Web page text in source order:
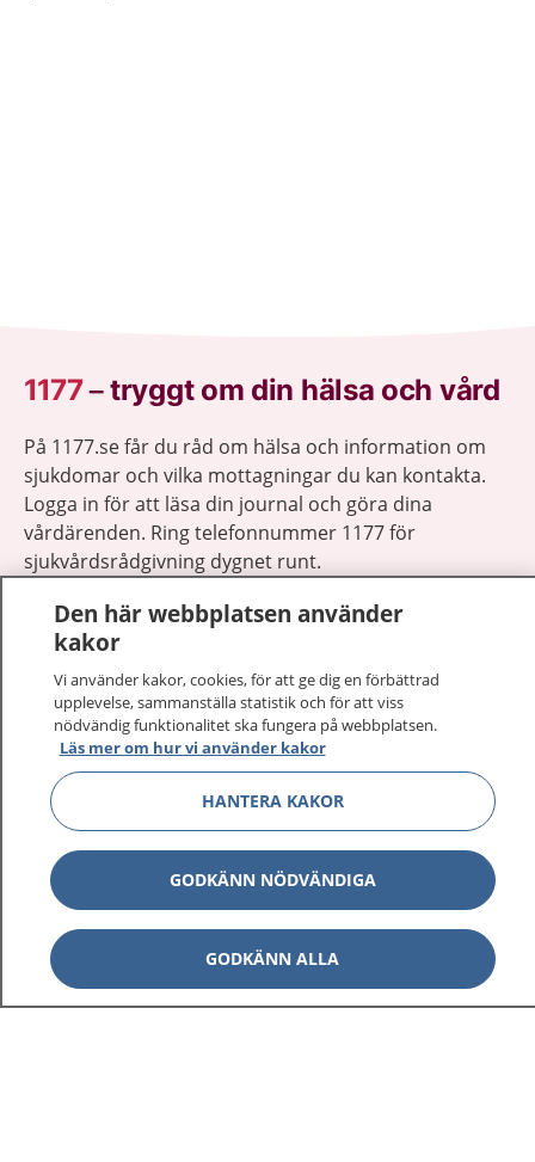
1177–tryggt om din hälsa och vård
På 1177.se får du råd om hälsa och information om
sjukdomar och vilka mottagningar du kan kontakta.
Logga in för att läsa din journal och göra dina
vårdärenden. Ring telefonnummer 1177 för
sjukvårdsrådgivning dygnet runt.
1177 på flera språk
Om 1177 Visa
Kontakt Visa
Behandling av personuppgifter
Den här webbplatsen använder
kakor
Vi använder kakor, cookies, för att ge dig en förbättrad
upplevelse, sammanställa statistik och för att viss
nödvändig funktionalitet ska fungera på webbplatsen.
Läs mer om hur vi använder kakor
HANTERA KAKOR
GODKÄNN NÖDVÄNDIGA
GODKÄNN ALLA